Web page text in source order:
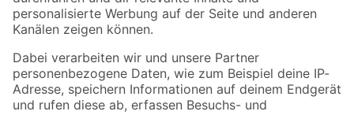
Folge uns
Zahlungsarten Versandarten